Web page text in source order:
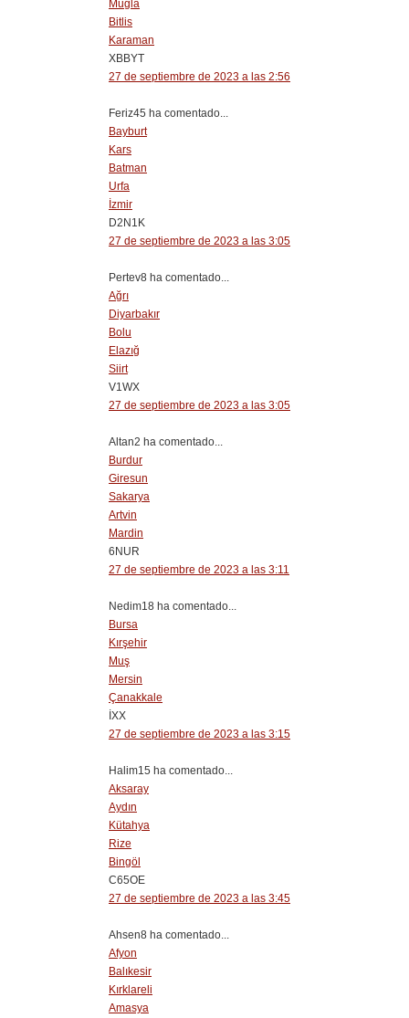
Muğla
Bitlis
Karaman
XBBYT
27 de septiembre de 2023 a las 2:56
Feriz45 ha comentado...
Bayburt
Kars
Batman
Urfa
İzmir
D2N1K
27 de septiembre de 2023 a las 3:05
Pertev8 ha comentado...
Ağrı
Diyarbakır
Bolu
Elazığ
Siirt
V1WX
27 de septiembre de 2023 a las 3:05
Altan2 ha comentado...
Burdur
Giresun
Sakarya
Artvin
Mardin
6NUR
27 de septiembre de 2023 a las 3:11
Nedim18 ha comentado...
Bursa
Kırşehir
Muş
Mersin
Çanakkale
İXX
27 de septiembre de 2023 a las 3:15
Halim15 ha comentado...
Aksaray
Aydın
Kütahya
Rize
Bingöl
C65OE
27 de septiembre de 2023 a las 3:45
Ahsen8 ha comentado...
Afyon
Balıkesir
Kırklareli
Amasya